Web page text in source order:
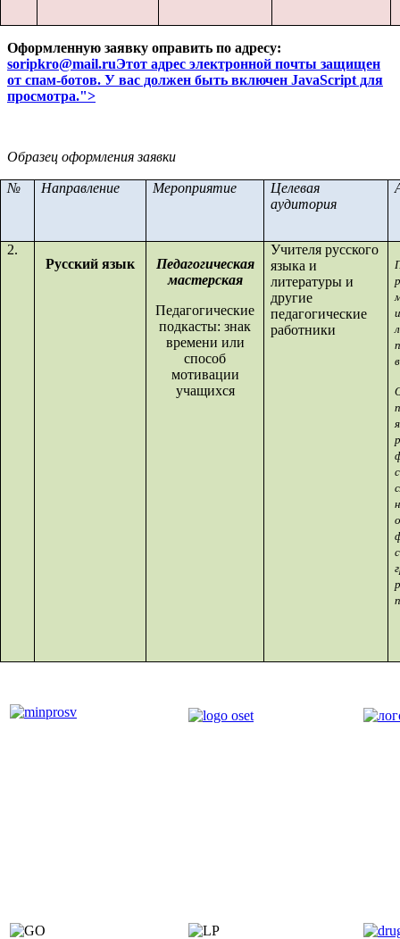
Оформленную заявку оправить по адресу:
soripkro@mail.ruЭтот адрес электронной почты защищен
от спам-ботов. У вас должен быть включен JavaScript для
просмотра.">
Образец оформления заявки
№ Направление Мероприятие
Целевая
аудитория
2.
Русский язык
Педагогическая
мастерская
Педагогические
подкасты: знак
времени или
способ
мотивации
учащихся
Учителя русского
языка и
литературы и
другие
педагогические
работники